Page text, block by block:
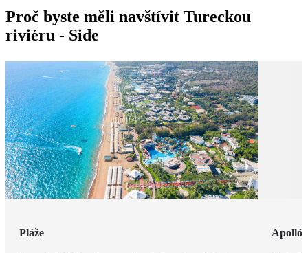
Proč byste měli navštívit Tureckou
riviéru - Side
Pláže